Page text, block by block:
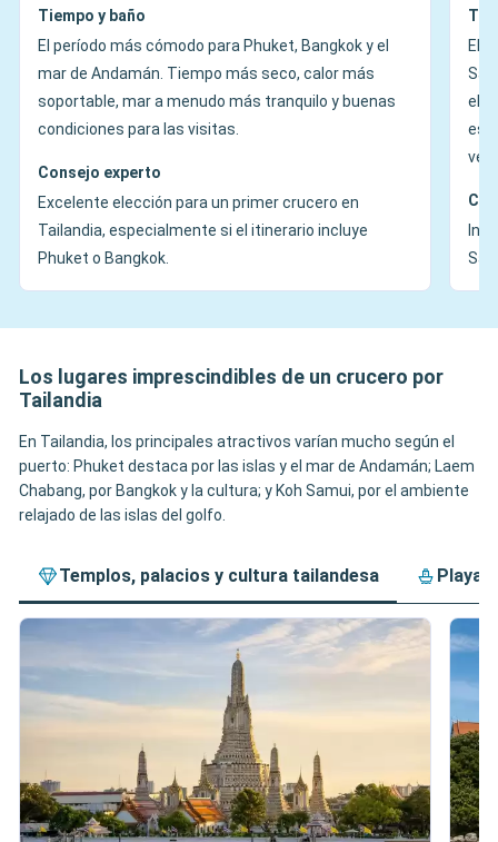
Tiempo y baño
El período más cómodo para Phuket, Bangkok y el
mar de Andamán. Tiempo más seco, calor más
soportable, mar a menudo más tranquilo y buenas
condiciones para las visitas.
Consejo experto
Excelente elección para un primer crucero en
Tailandia, especialmente si el itinerario incluye
Phuket o Bangkok.
El
el
Los lugares imprescindibles de un crucero por
Tailandia
En Tailandia, los principales atractivos varían mucho según el
puerto: Phuket destaca por las islas y el mar de Andamán; Laem
Chabang, por Bangkok y la cultura; y Koh Samui, por el ambiente
relajado de las islas del golfo.
Templos, palacios y cultura tailandesa